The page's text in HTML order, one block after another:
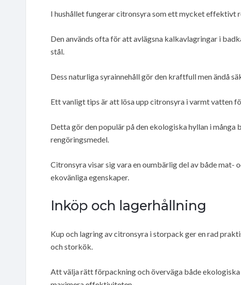
I hushållet fungerar citronsyra som ett mycket effektivt
Den används ofta för att avlägsna kalkavlagringar i
stål.
Dess naturliga syrainnehåll gör den kraftfull men ändå
Ett vanligt tips är att lösa upp citronsyra i varmt vatten
Detta gör den populär på den ekologiska hyllan i
rengöringsmedel.
Citronsyra visar sig vara en oumbärlig del av både mat-
ekovänliga egenskaper.
Inköp och lagerhållning
Kup och lagring av citronsyra i storpack ger en rad
och storkök.
Att välja rätt förpackning och överväga både